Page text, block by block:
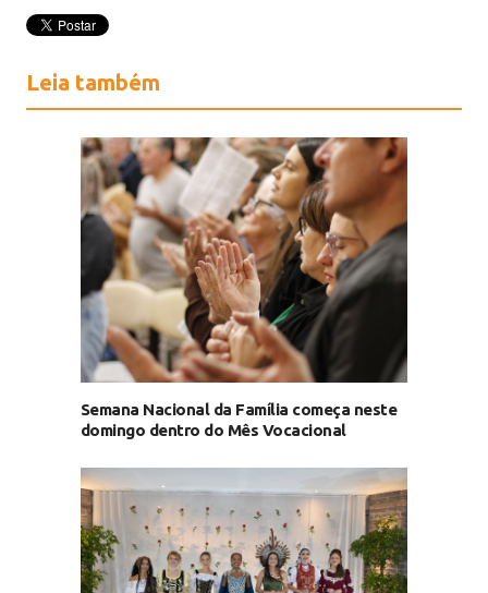
Leia também
Semana Nacional da Família começa neste
domingo dentro do Mês Vocacional